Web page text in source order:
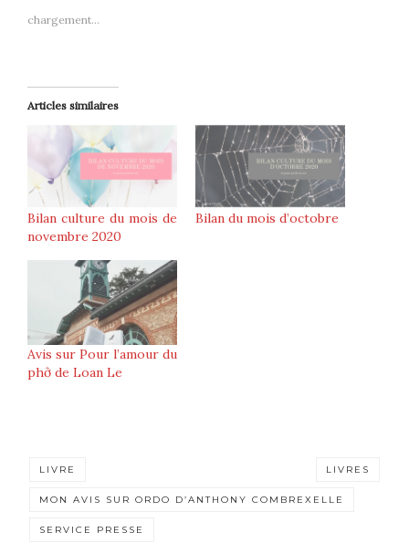
chargement…
Articles similaires
Bilan culture du mois de
novembre 2020
Bilan du mois d’octobre
Avis sur Pour l’amour du
phở de Loan Le
LIVRE LIVRES
MON AVIS SUR ORDO D’ANTHONY COMBREXELLE
SERVICE PRESSE